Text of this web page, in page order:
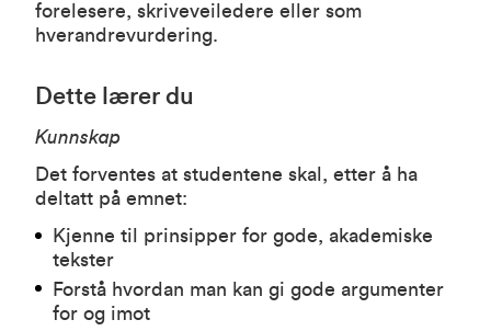
forelesere, skriveveiledere eller som
hverandrevurdering.
Dette lærer du
Kunnskap
Det forventes at studentene skal, etter å ha
deltatt på emnet:
Kjenne til prinsipper for gode, akademiske
tekster
Forstå hvordan man kan gi gode argumenter
for og imot